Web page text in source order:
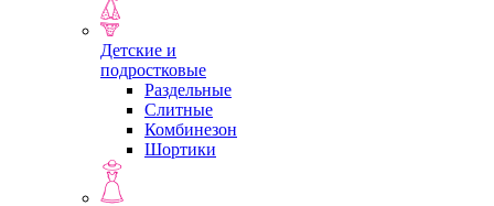
Детские и
подростковые
Раздельные
Слитные
Комбинезон
Шортики